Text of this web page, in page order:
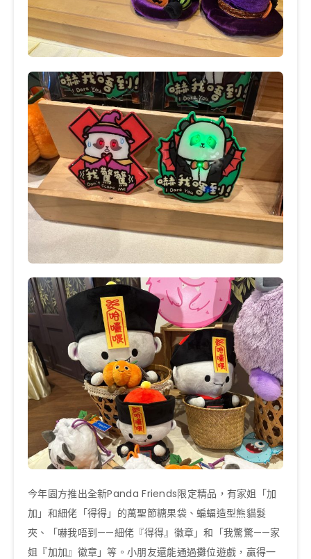
今年園方推出全新Panda Friends限定精品，有家姐「加
加」和細佬「得得」的萬聖節糖果袋、蝙蝠造型熊貓髮
夾、「嚇我唔到——細佬『得得』徽章」和「我驚驚——家
姐『加加』徽章」等。小朋友還能通過攤位遊戲，贏得一